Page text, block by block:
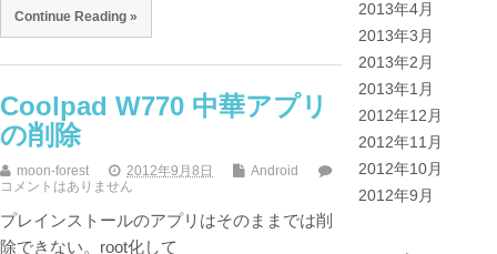
Continue Reading »
Coolpad W770 中華アプリ
の削除
moon-forest 2012年9月8日
Android
コメントはありません
プレインストールのアプリはそのままでは削
除できない。root化して
2013年4月
2013年3月
2013年2月
2013年1月
2012年12月
2012年11月
2012年10月
2012年9月